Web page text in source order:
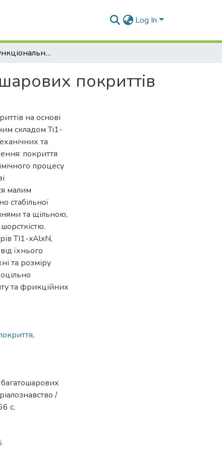
Log In
Вивчення функціональних властивостей багатошарових покриттів
покриттів
на основі
складом Ti1-
та
покриття
процесу
малим
стабільної
та щільною,
TI1-xAlxN,
їхнього
та розміру
та фрикційних
,
/
с.